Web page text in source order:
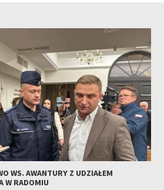
WS. AWANTURY Z UDZIAŁEM
W RADOMIU